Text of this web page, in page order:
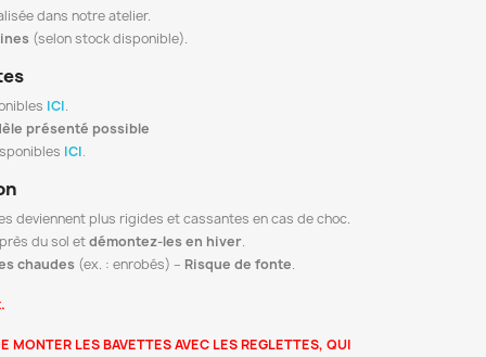
dans notre atelier.
(selon stock disponible).
ICI.
présenté possible
ICI.
deviennent plus rigides et cassantes en cas de choc.
du sol etdémontez-les en hiver.
chaudes (ex. : enrobés) – Risque de fonte.
MONTER LES BAVETTES AVEC LES REGLETTES, QUI